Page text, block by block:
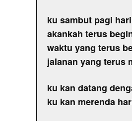
ku sambut pagi
akankah terus
waktu yang terus
jalanan yang terus
ku kan datang
ku kan merenda